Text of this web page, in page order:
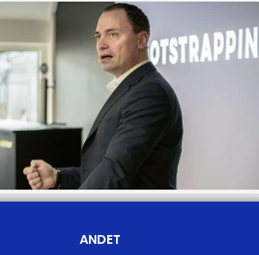
ANDET